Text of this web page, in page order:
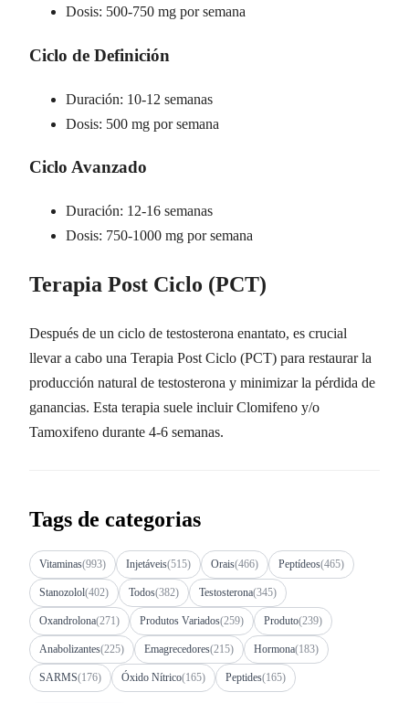
Dosis: 500-750 mg por semana
Ciclo de Definición
Duración: 10-12 semanas
Dosis: 500 mg por semana
Ciclo Avanzado
Duración: 12-16 semanas
Dosis: 750-1000 mg por semana
Terapia Post Ciclo (PCT)
Después de un ciclo de testosterona enantato, es crucial
llevar a cabo una Terapia Post Ciclo (PCT) para restaurar la
producción natural de testosterona y minimizar la pérdida de
ganancias. Esta terapia suele incluir Clomifeno y/o
Tamoxifeno durante 4-6 semanas.
Tags de categorias
Vitaminas(993) Injetáveis(515) Orais(466) Peptídeos(465)
Stanozolol(402) Todos(382) Testosterona(345)
Oxandrolona(271) Produtos Variados(259) Produto(239)
Anabolizantes(225) Emagrecedores(215) Hormona(183)
SARMS(176) Óxido Nítrico(165) Peptides(165)